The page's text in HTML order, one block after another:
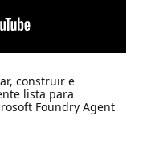
construir e
lista para
Foundry Agent